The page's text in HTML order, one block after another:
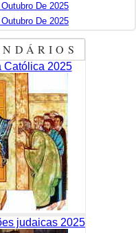
De 2025
De 2025
Católica 2025
judaicas 2025